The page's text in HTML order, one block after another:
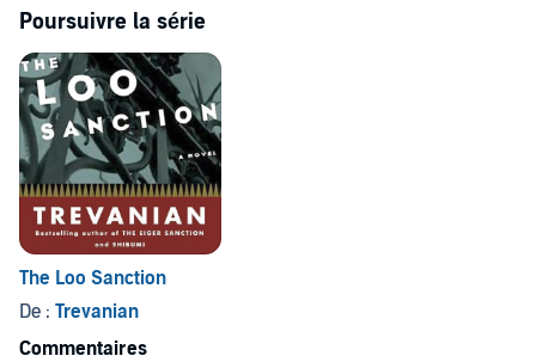
Poursuivre la série
The Loo Sanction
De : Trevanian
Commentaires